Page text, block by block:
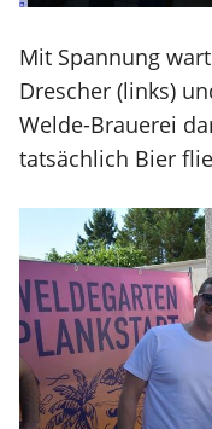
Mit Spannung
Drescher (links)
Welde-Brauerei
tatsächlich Bier